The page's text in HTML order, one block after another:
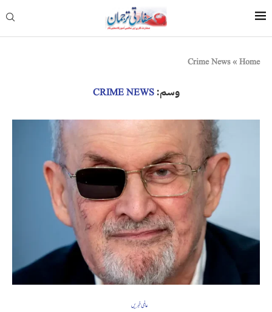
Home
»
Crime News
وسم:CRIME NEWS
عالمی خبریں